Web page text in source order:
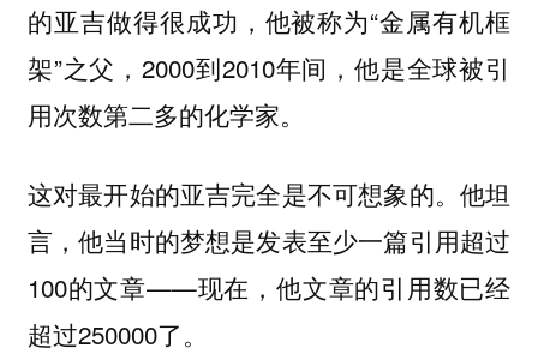
的亚吉做得很成功，他被称为“金属有机框
架”之父，2000到2010年间，他是全球被引
用次数第二多的化学家。
这对最开始的亚吉完全是不可想象的。他坦
言，他当时的梦想是发表至少一篇引用超过
100的文章——现在，他文章的引用数已经
超过250000了。